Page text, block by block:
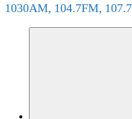
1030AM, 104.7FM,